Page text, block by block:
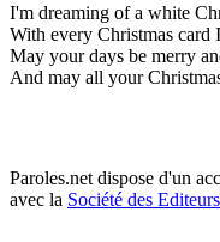
I'm dreaming of a white
With every Christmas card
May your days be merry
And may all your
Paroles.net dispose d'un
avec la Société des